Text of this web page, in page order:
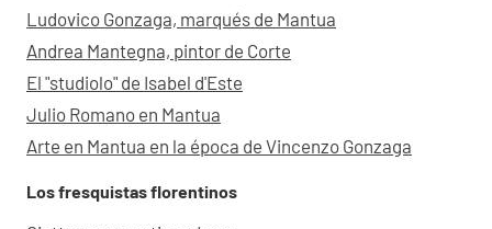
Ludovico Gonzaga, marqués de Mantua
Andrea Mantegna, pintor de Corte
El "studiolo" de Isabel d'Este
Julio Romano en Mantua
Arte en Mantua en la época de Vincenzo Gonzaga
Los fresquistas florentinos